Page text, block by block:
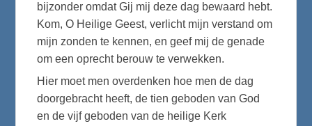
bijzonder omdat Gij mij deze dag bewaard hebt.
Kom, O Heilige Geest, verlicht mijn verstand om
mijn zonden te kennen, en geef mij de genade
om een oprecht berouw te verwekken.
Hier moet men overdenken hoe men de dag
doorgebracht heeft, de tien geboden van God
en de vijf geboden van de heilige Kerk